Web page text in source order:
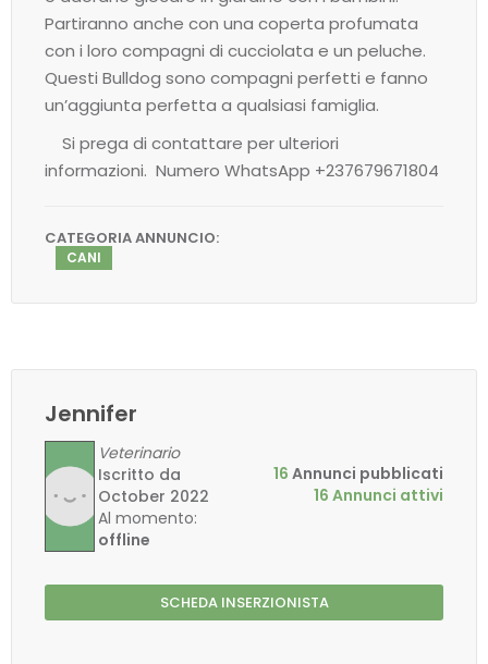
Partiranno anche con una coperta profumata
con i loro compagni di cucciolata e un peluche.
Questi Bulldog sono compagni perfetti e fanno
un’aggiunta perfetta a qualsiasi famiglia.
Si prega di contattare per ulteriori
informazioni. Numero WhatsApp +237679671804
CATEGORIA ANNUNCIO:
CANI
Jennifer
Veterinario
Iscritto da
October 2022
Al momento:
offline
16 Annunci pubblicati
16 Annunci attivi
SCHEDA INSERZIONISTA